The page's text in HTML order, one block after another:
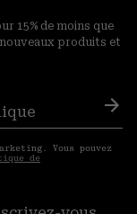
15% de moins que
produits et
Vous pouvez
de